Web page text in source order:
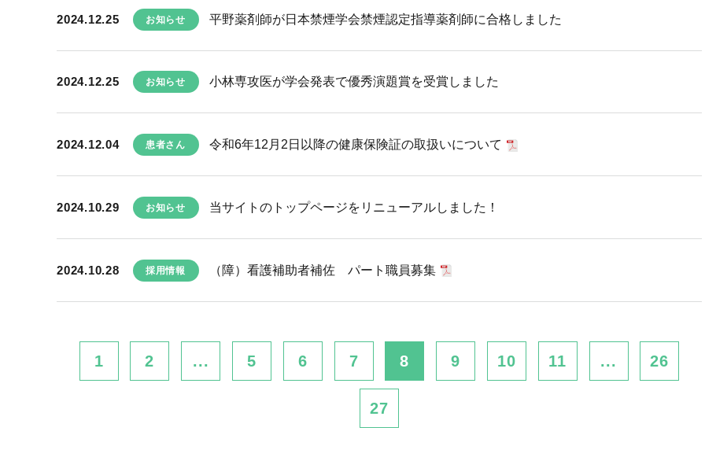
2024.12.25 お知らせ 平野薬剤師が日本禁煙学会禁煙認定指導薬剤師に合格しました
2024.12.25 お知らせ 小林専攻医が学会発表で優秀演題賞を受賞しました
2024.12.04 患者さん 令和6年12月2日以降の健康保険証の取扱いについて
2024.10.29 お知らせ 当サイトのトップページをリニューアルしました！
2024.10.28 採用情報 （障）看護補助者補佐 パート職員募集
1 2 ... 5 6 7 8 9 10 11 ... 26
27